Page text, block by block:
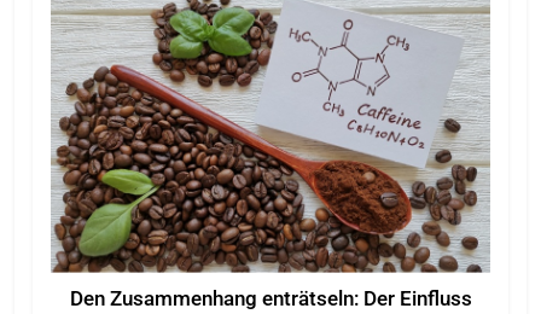
Den Zusammenhang enträtseln: Der Einfluss